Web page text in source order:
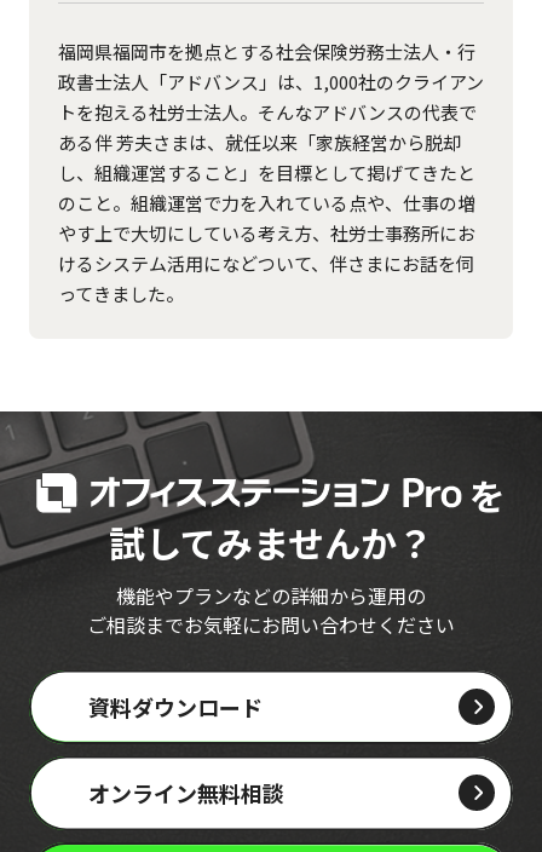
福岡県福岡市を拠点とする社会保険労務士法人・行
政書士法人「アドバンス」は、1,000社のクライアン
トを抱える社労士法人。そんなアドバンスの代表で
ある伴 芳夫さまは、就任以来「家族経営から脱却
し、組織運営すること」を目標として掲げてきたと
のこと。組織運営で力を入れている点や、仕事の増
やす上で大切にしている考え方、社労士事務所にお
けるシステム活用になどついて、伴さまにお話を伺
ってきました。
を
試してみませんか？
機能やプランなどの詳細から運用の
ご相談までお気軽にお問い合わせください
資料ダウンロード
オンライン無料相談